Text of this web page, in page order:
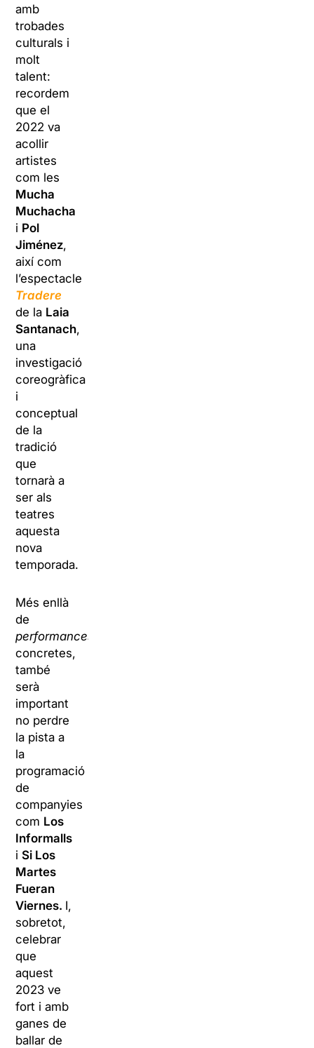
amb
trobades
culturals i
molt
talent:
recordem
que el
2022 va
acollir
artistes
com les
Mucha
Muchacha
i Pol
Jiménez,
així com
l’espectacle
Tradere
de la Laia
Santanach,
una
investigació
coreogràfica
i
conceptual
de la
tradició
que
tornarà a
ser als
teatres
aquesta
nova
temporada.
Més enllà
de
performances
concretes,
també
serà
important
no perdre
la pista a
la
programació
de
companyies
com Los
Informalls
iSi Los
Martes
Fueran
Viernes. I,
sobretot,
celebrar
que
aquest
2023 ve
fort i amb
ganes de
ballar de